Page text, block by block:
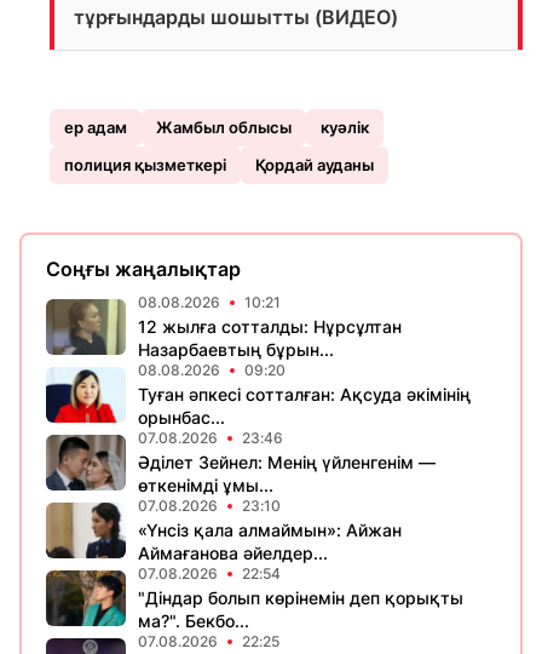
тұрғындарды шошытты (ВИДЕО)
ер адам Жамбыл облысы
куәлік
полиция қызметкері
Қордай ауданы
Соңғы жаңалықтар
08.08.2026 10:21
12 жылға сотталды: Нұрсұлтан
Назарбаевтың бұрын...
08.08.2026 09:20
Туған әпкесі сотталған: Ақсуда әкімінің
орынбас...
07.08.2026 23:46
Әділет Зейнел: Менің үйленгенім —
өткенімді ұмы...
07.08.2026 23:10
«Үнсіз қала алмаймын»: Айжан
Аймағанова әйелдер...
07.08.2026 22:54
"Діндар болып көрінемін деп қорықты
ма?". Бекбо...
07.08.2026 22:25